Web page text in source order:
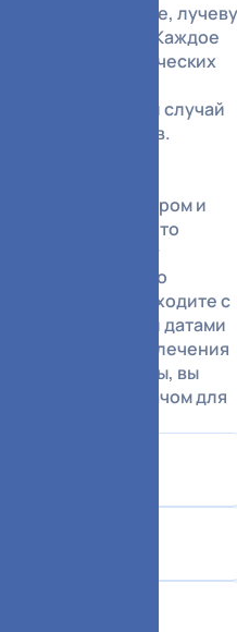
лечение,
терапию. Каждое
на основе клинических
если случай
специалистов.
стационаром и
больницы, что
на передачу
Для вас это
с вопросом, а уходите с
шагов и датами
Если в процессе лечения
или вопросы, вы
с лечащим врачом для